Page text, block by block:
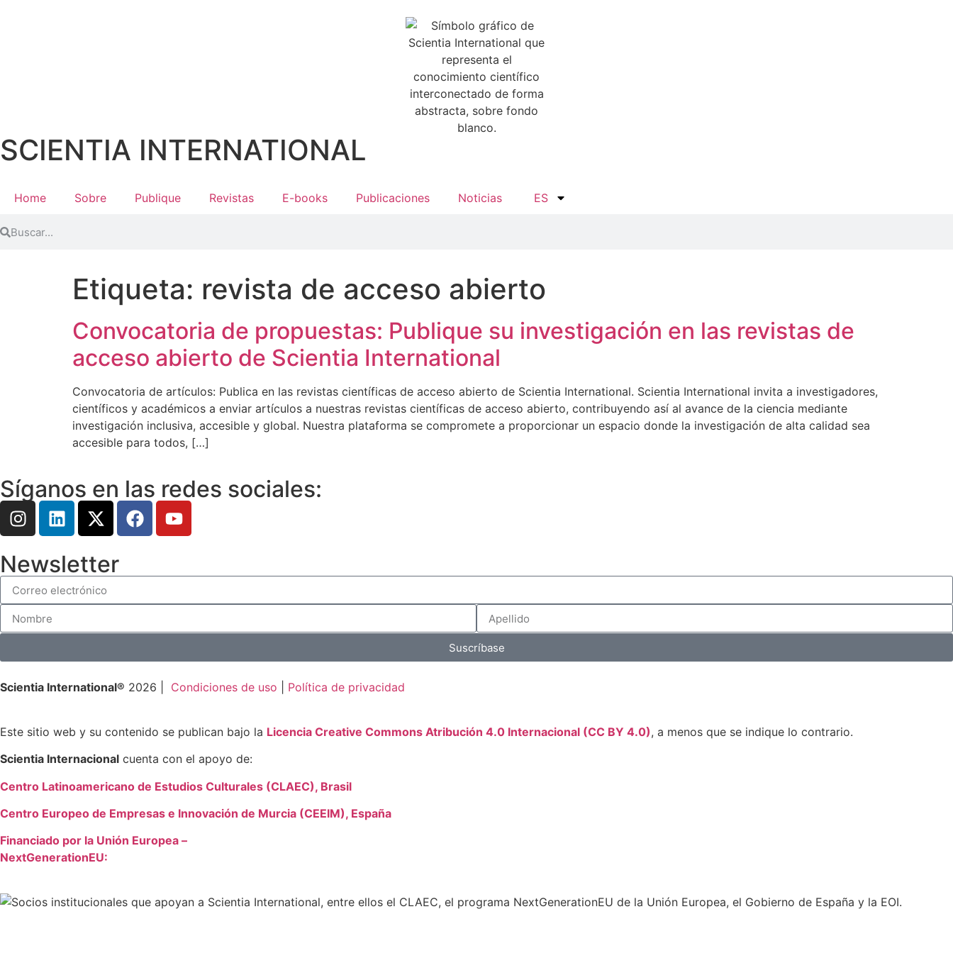
SCIENTIA INTERNATIONAL
Home Sobre Publique Revistas E-books Publicaciones Noticias ES
Etiqueta: revista de acceso abierto
Convocatoria de propuestas: Publique su investigación en las revistas de
acceso abierto de Scientia International
Convocatoria de artículos: Publica en las revistas científicas de acceso abierto de Scientia International. Scientia International invita a investigadores,
científicos y académicos a enviar artículos a nuestras revistas científicas de acceso abierto, contribuyendo así al avance de la ciencia mediante
investigación inclusiva, accesible y global. Nuestra plataforma se compromete a proporcionar un espacio donde la investigación de alta calidad sea
accesible para todos, […]
Síganos en las redes sociales:
Newsletter
Suscríbase
Scientia International® 2026 | Condiciones de uso Política de privacidad
Este sitio web y su contenido se publican bajo la Licencia Creative Commons Atribución 4.0 Internacional (CC BY 4.0), a menos que se indique lo contrario.
Scientia Internacional cuenta con el apoyo de:
Centro Latinoamericano de Estudios Culturales (CLAEC), Brasil
Centro Europeo de Empresas e Innovación de Murcia (CEEIM), España
Financiado por la Unión Europea –
NextGenerationEU: